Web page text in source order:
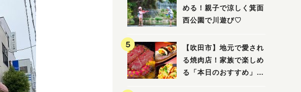
める！親子で涼しく箕面
西公園で川遊び♡
【吹田市】地元で愛され
る焼肉店！家族で楽しめ
る「本日のおすすめ」で